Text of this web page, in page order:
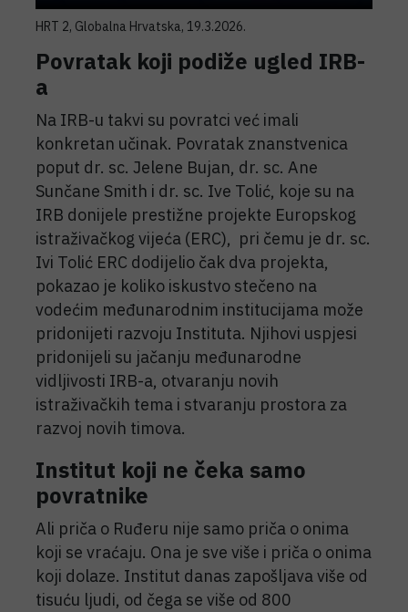
HRT 2, Globalna Hrvatska, 19.3.2026.
Povratak koji podiže ugled IRB-
a
Na IRB-u takvi su povratci već imali
konkretan učinak. Povratak znanstvenica
poput dr. sc. Jelene Bujan, dr. sc. Ane
Sunčane Smith i dr. sc. Ive Tolić, koje su na
IRB donijele prestižne projekte Europskog
istraživačkog vijeća (ERC), pri čemu je dr. sc.
Ivi Tolić ERC dodijelio čak dva projekta,
pokazao je koliko iskustvo stečeno na
vodećim međunarodnim institucijama može
pridonijeti razvoju Instituta. Njihovi uspjesi
pridonijeli su jačanju međunarodne
vidljivosti IRB-a, otvaranju novih
istraživačkih tema i stvaranju prostora za
razvoj novih timova.
Institut koji ne čeka samo
povratnike
Ali priča o Ruđeru nije samo priča o onima
koji se vraćaju. Ona je sve više i priča o onima
koji dolaze. Institut danas zapošljava više od
tisuću ljudi, od čega se više od 800